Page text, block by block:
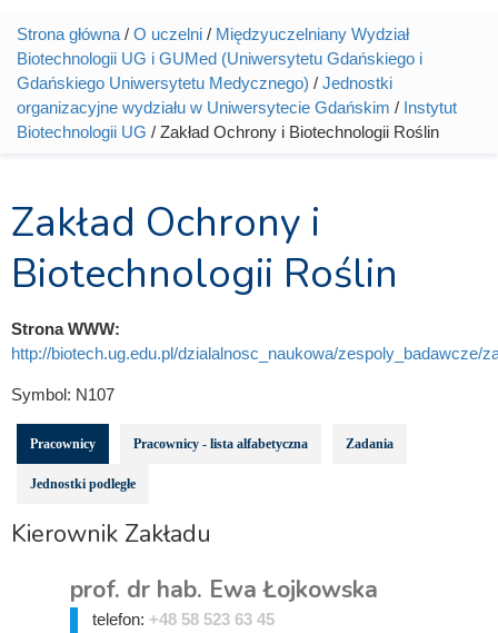
Jesteś tutaj
Strona główna / O uczelni / Międzyuczelniany Wydział
Biotechnologii UG i GUMed (Uniwersytetu Gdańskiego i
Gdańskiego Uniwersytetu Medycznego) / Jednostki
organizacyjne wydziału w Uniwersytecie Gdańskim / Instytut
Biotechnologii UG / Zakład Ochrony i Biotechnologii Roślin
Zakład Ochrony i
Biotechnologii Roślin
Strona WWW:
http://biotech.ug.edu.pl/dzialalnosc_naukowa/zespoly_badawcze/
Symbol: N107
Pracownicy Pracownicy - lista alfabetyczna Zadania
Jednostki podległe
Kierownik Zakładu
prof. dr hab. Ewa Łojkowska
telefon: +48 58 523 63 45